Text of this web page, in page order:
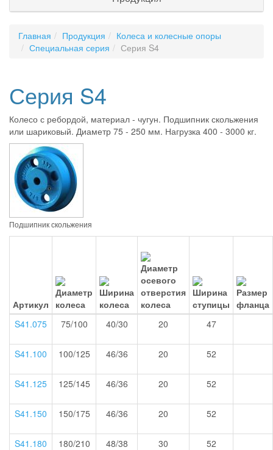
Главная Продукция
Колеса и колесные опоры
Специальная серия
Серия S4
Серия S4
Колесо с ребордой, материал - чугун. Подшипник скольжения
или шариковый. Диаметр 75 - 250 мм. Нагрузка 400 - 3000 кг.
Подшипник скольжения
Артикул
S41.075
75/100 40/30 20 47
S41.100 100/125 46/36 20 52
S41.125 125/145 46/36 20 52
S41.150 150/175 46/36 20 52
S41.180 180/210 48/38 30 52